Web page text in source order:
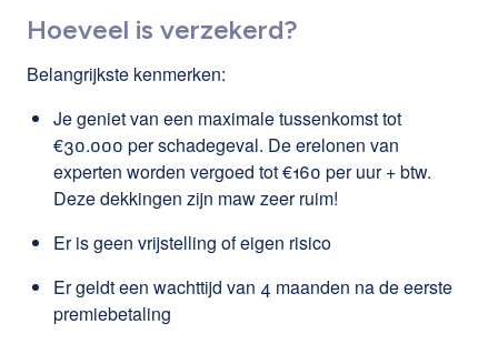
Hoeveel is verzekerd?
Belangrijkste kenmerken:
Je geniet van een maximale tussenkomst tot
€30.000 per schadegeval. De erelonen van
experten worden vergoed tot €160 per uur + btw.
Deze dekkingen zijn maw zeer ruim!
Er is geen vrijstelling of eigen risico
Er geldt een wachttijd van 4 maanden na de eerste
premiebetaling